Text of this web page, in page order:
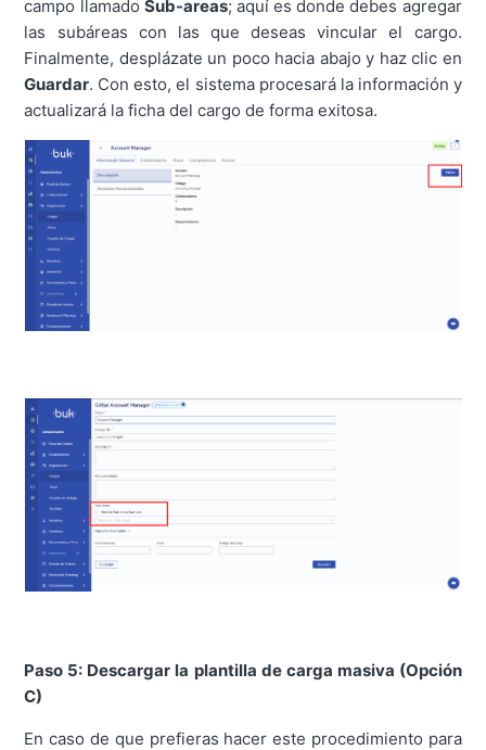
campo llamado Sub-areas; aquí es donde debes agregar
las subáreas con las que deseas vincular el cargo.
Finalmente, desplázate un poco hacia abajo y haz clic en
Guardar. Con esto, el sistema procesará la información y
actualizará la ficha del cargo de forma exitosa.
Paso 5: Descargar la plantilla de carga masiva (Opción
C)
En caso de que prefieras hacer este procedimiento para